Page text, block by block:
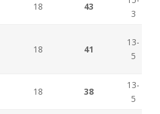
18 43
3
18 41
13-
5
18 38
13-
5